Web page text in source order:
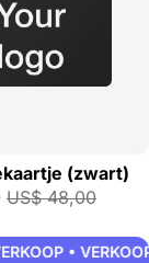
(zwart)
US$ 48,00
•
•